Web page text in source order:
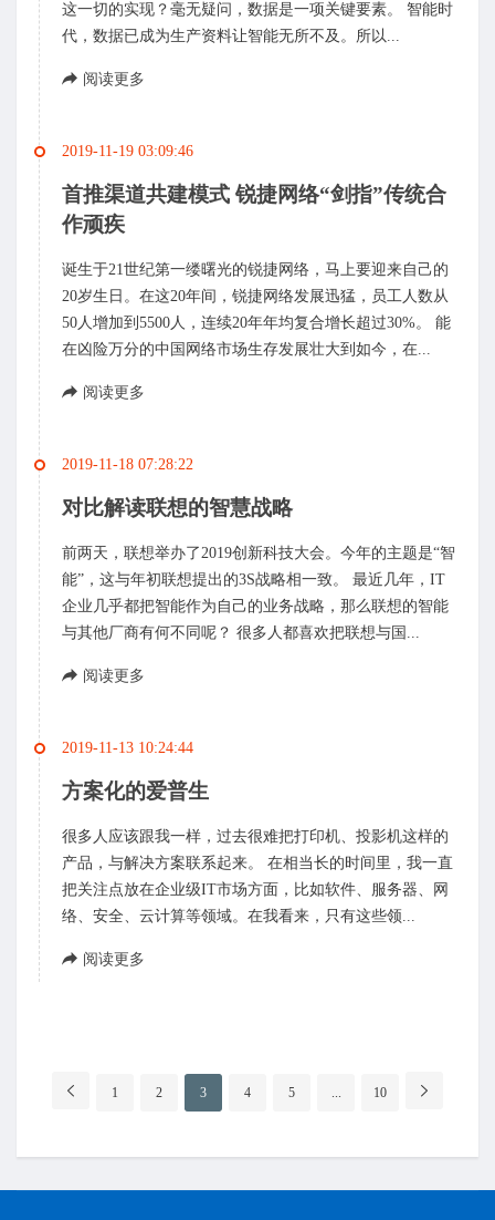
这一切的实现？毫无疑问，数据是一项关键要素。 智能时
代，数据已成为生产资料让智能无所不及。所以...
阅读更多
2019-11-19 03:09:46
首推渠道共建模式 锐捷网络“剑指”传统合
作顽疾
诞生于21世纪第一缕曙光的锐捷网络，马上要迎来自己的
20岁生日。在这20年间，锐捷网络发展迅猛，员工人数从
50人增加到5500人，连续20年年均复合增长超过30%。 能
在凶险万分的中国网络市场生存发展壮大到如今，在...
阅读更多
2019-11-18 07:28:22
对比解读联想的智慧战略
前两天，联想举办了2019创新科技大会。今年的主题是“智
能”，这与年初联想提出的3S战略相一致。 最近几年，IT
企业几乎都把智能作为自己的业务战略，那么联想的智能
与其他厂商有何不同呢？ 很多人都喜欢把联想与国...
阅读更多
2019-11-13 10:24:44
方案化的爱普生
很多人应该跟我一样，过去很难把打印机、投影机这样的
产品，与解决方案联系起来。 在相当长的时间里，我一直
把关注点放在企业级IT市场方面，比如软件、服务器、网
络、安全、云计算等领域。在我看来，只有这些领...
阅读更多
航
1 2 3 4 5 ... 10